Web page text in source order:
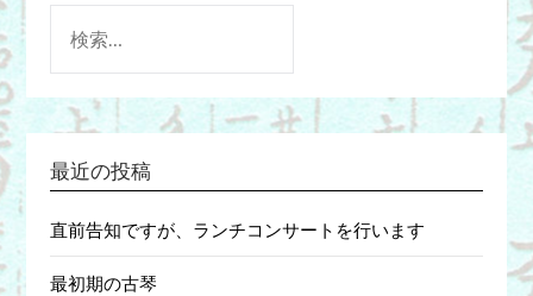
索:
最近の投稿
直前告知ですが、ランチコンサートを行います
最初期の古琴